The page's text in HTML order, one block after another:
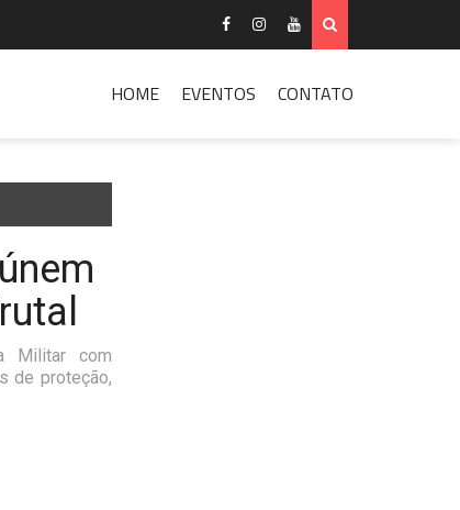
HOME EVENTOS CONTATO
Militar com
de proteção,